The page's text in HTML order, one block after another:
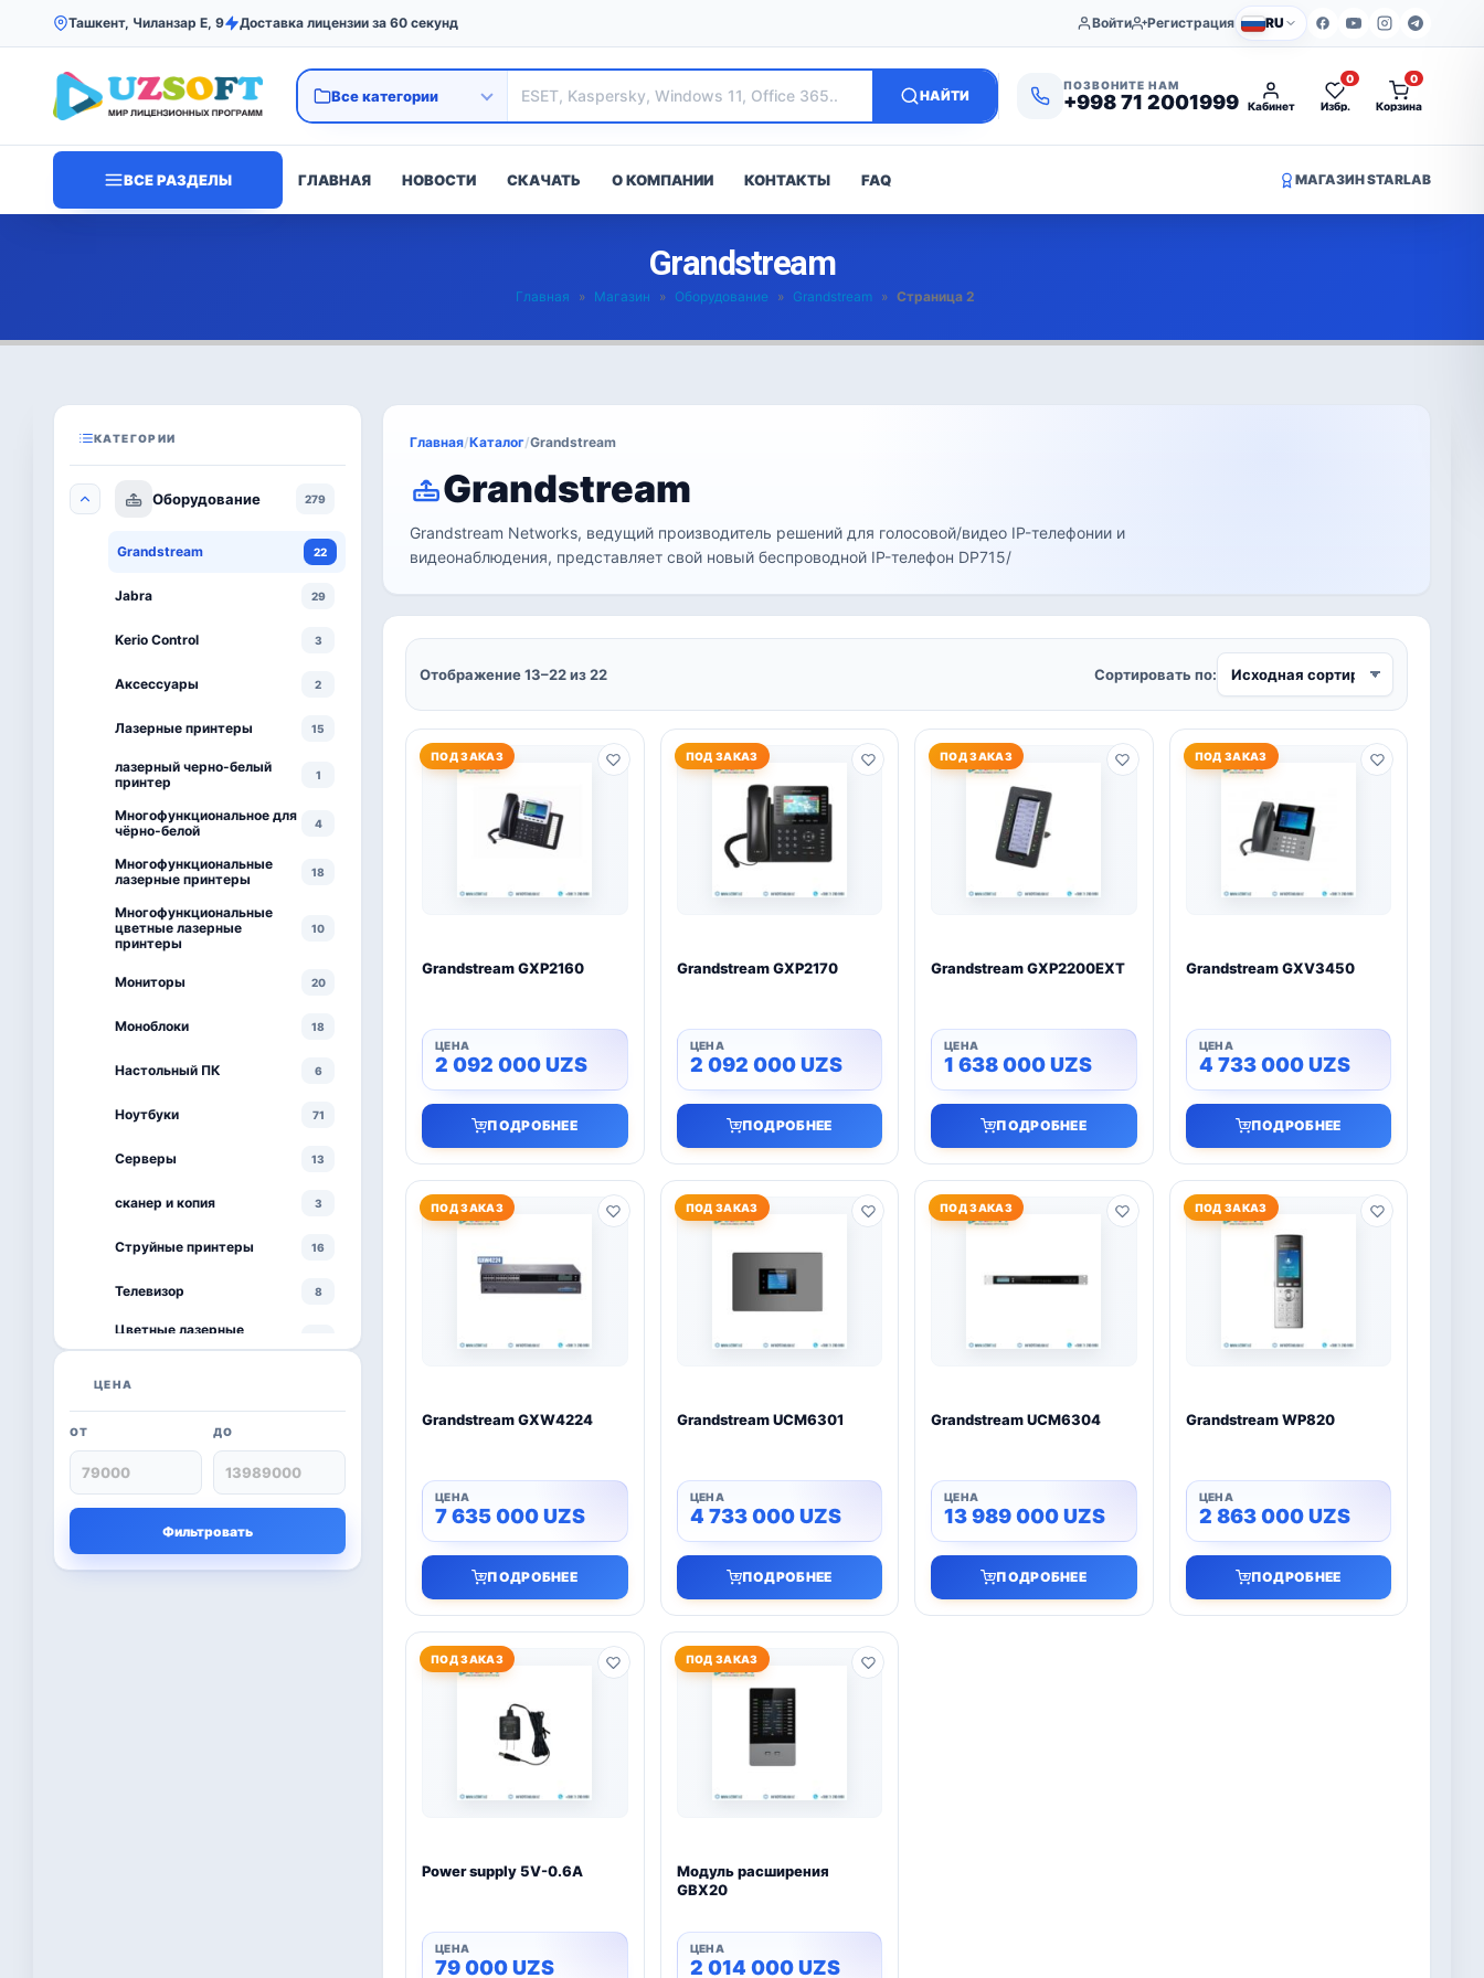
Ташкент, Чиланзар Е, 9 Доставка лицензии за 60 секунд Войти Регистрация RU
НАЙТИ
ПОЗВОНИТЕ НАМ
+998 71 2001999 Кабинет Избр.
0
Корзина
0
ВСЕ РАЗДЕЛЫ ГЛАВНАЯ НОВОСТИ СКАЧАТЬ О КОМПАНИИ КОНТАКТЫ FAQ МАГАЗИН STARLAB
Grandstream
Главная » Магазин » Оборудование » Grandstream » Страница 2
КАТЕГОРИИ
Оборудование 279
Grandstream 22
Jabra 29
Kerio Control 3
Аксессуары 2
Лазерные принтеры 15
лазерный черно-белый
принтер
1
Многофункциональное для
чёрно-белой
4
Многофункциональные
лазерные принтеры
18
Многофункциональные
цветные лазерные
принтеры
10
Мониторы 20
Моноблоки 18
Настольный ПК 6
Ноутбуки 71
Серверы 13
сканер и копия 3
Струйные принтеры 16
Телевизор 8
Цветные лазерные
принтеры
черно-белый принтер
Kaspersky
Microsoft
Другие программы
ЦЕНА
ОТ ДО
Фильтровать
Главная/Каталог/Grandstream
Grandstream
Grandstream Networks, ведущий производитель решений для голосовой/видео IP-телефонии и
видеонаблюдения, представляет свой новый беспроводной IP-телефон DP715/
Отображение 13–22 из 22 Сортировать по:
ПОД ЗАКАЗ
Grandstream GXP2160
2 092 000UZS
ПОДРОБНЕЕ
ПОД ЗАКАЗ
Grandstream GXP2170
2 092 000UZS
ПОДРОБНЕЕ
ПОД ЗАКАЗ
Grandstream GXP2200EXT
1 638 000UZS
ПОДРОБНЕЕ
ПОД ЗАКАЗ
Grandstream GXV3450
4 733 000UZS
ПОДРОБНЕЕ
ПОД ЗАКАЗ
Grandstream GXW4224
7 635 000UZS
ПОДРОБНЕЕ
ПОД ЗАКАЗ
Grandstream UCM6301
4 733 000UZS
ПОДРОБНЕЕ
ПОД ЗАКАЗ
Grandstream UCM6304
13 989 000UZS
ПОДРОБНЕЕ
ПОД ЗАКАЗ
Grandstream WP820
2 863 000UZS
ПОДРОБНЕЕ
ПОД ЗАКАЗ
Power supply 5V-0.6A
79 000UZS
ПОД ЗАКАЗ
Модуль расширения
GBX20
2 014 000UZS